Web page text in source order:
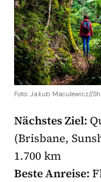
Foto: Jakub Maculewicz//
Nächstes Ziel:
(Brisbane,
1.700 km
Beste Anreise: